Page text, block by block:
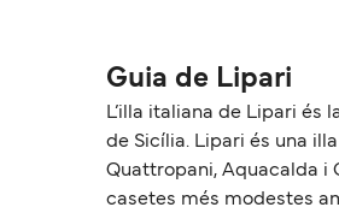
Guia de Lipari
L’illa italiana de Lipari és
de Sicília. Lipari és una
Quattropani, Aquacalda i
casetes més modestes